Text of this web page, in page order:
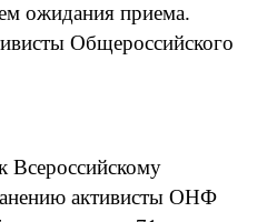
ожидания приема.
Общероссийского
Всероссийскому
активисты ОНФ